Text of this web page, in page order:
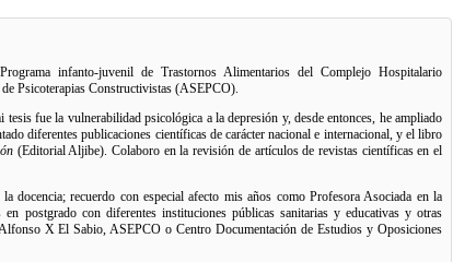
infanto-juvenil de Trastornos Alimentarios del Complejo Hospitalario
Psicoterapias Constructivistas (ASEPCO).
fue la vulnerabilidad psicológica a la depresión y, desde entonces, he ampliado
diferentes publicaciones científicas de carácter nacional e internacional, y el libro
(Editorial Aljibe). Colaboro en la revisión de artículos de revistas científicas en el
docencia; recuerdo con especial afecto mis años como Profesora Asociada en la
postgrado con diferentes instituciones públicas sanitarias y educativas y otras
X El Sabio, ASEPCO o Centro Documentación de Estudios y Oposiciones